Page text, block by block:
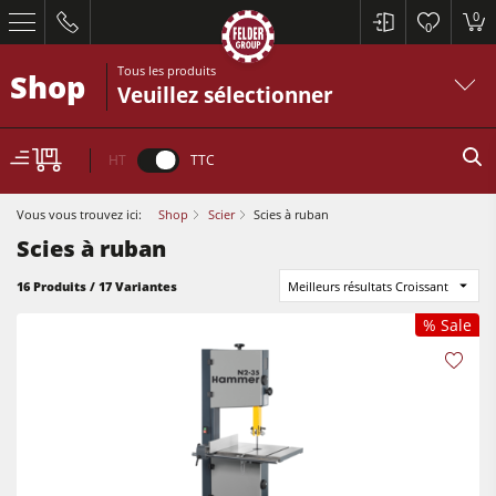
0
0
Raboteuses-dégauchisseuses
Scies circulaires-toupies
Raboteuses-dégauchisseuses
Shop Tous les produits
Veuillez sélectionner
HT TTC
Vous vous trouvez ici: Shop Scier Scies à ruban
Scies à ruban
16 Produits / 17 Variantes Meilleurs résultats Croissant
% Sale